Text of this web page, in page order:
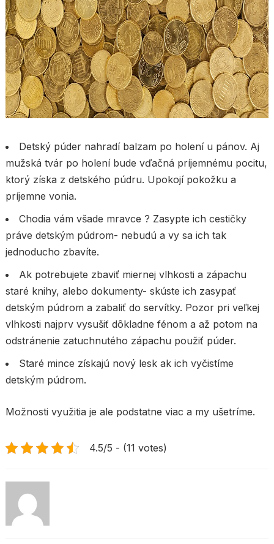
Detský púdernahradí balzam po holení u pánov. Aj
mužská tvár po holení bude vďačná príjemnému pocitu,
ktorý získa z detského púdru. Upokojí pokožku a
príjemne vonia.
Chodia vám všade mravce ? Zasypte ich cestičky
práve detským púdrom- nebudú a vy sa ich tak
jednoducho zbavíte.
Ak potrebujete zbaviť miernej vlhkosti a zápachu
staré knihy, alebo dokumenty- skúste ich zasypať
detským púdrom a zabaliť do servítky. Pozor pri veľkej
vlhkosti najprv vysušiť dôkladne fénom a až potom na
odstránenie zatuchnutého zápachu použiť púder.
Staré mince získajú nový lesk ak ich vyčistíme
detským púdrom.
Možnosti využitia je ale podstatne viac a my ušetríme.
4.5/5 - (11 votes)